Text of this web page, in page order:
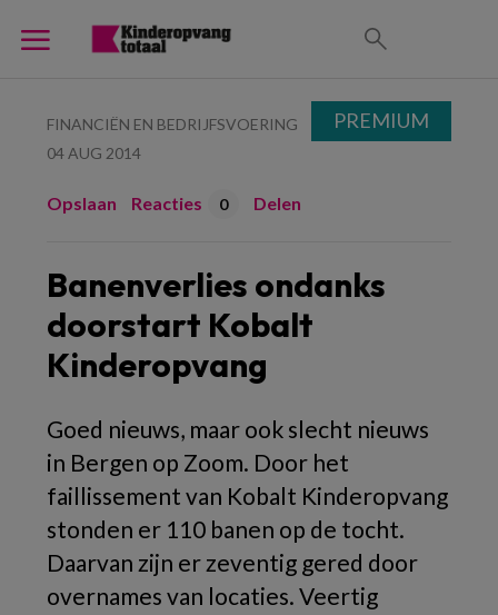
FINANCIËN EN BEDRIJFSVOERING
04 AUG 2014
Opslaan Reacties 0 Delen
Banenverlies ondanks
doorstart Kobalt
Kinderopvang
Goed nieuws, maar ook slecht nieuws
in Bergen op Zoom. Door het
faillissement van Kobalt Kinderopvang
stonden er 110 banen op de tocht.
Daarvan zijn er zeventig gered door
overnames van locaties. Veertig
PREMIUM